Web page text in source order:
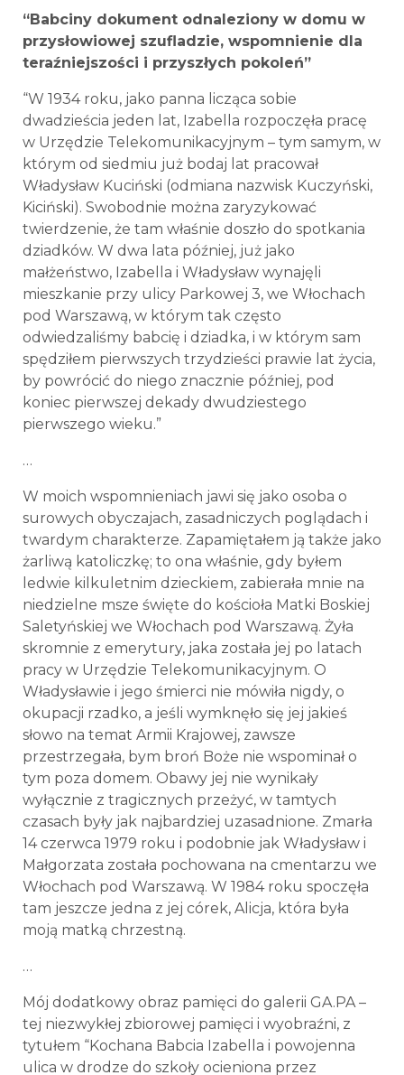
“Babciny dokument odnaleziony w domu w
przysłowiowej szufladzie, wspomnienie dla
teraźniejszości i przyszłych pokoleń”
“W 1934 roku, jako panna licząca sobie
dwadzieścia jeden lat, Izabella rozpoczęła pracę
w Urzędzie Telekomunikacyjnym – tym samym, w
którym od siedmiu już bodaj lat pracował
Władysław Kuciński (odmiana nazwisk Kuczyński,
Kiciński). Swobodnie można zaryzykować
twierdzenie, że tam właśnie doszło do spotkania
dziadków. W dwa lata później, już jako
małżeństwo, Izabella i Władysław wynajęli
mieszkanie przy ulicy Parkowej 3, we Włochach
pod Warszawą, w którym tak często
odwiedzaliśmy babcię i dziadka, i w którym sam
spędziłem pierwszych trzydzieści prawie lat życia,
by powrócić do niego znacznie później, pod
koniec pierwszej dekady dwudziestego
pierwszego wieku.”
…
W moich wspomnieniach jawi się jako osoba o
surowych obyczajach, zasadniczych poglądach i
twardym charakterze. Zapamiętałem ją także jako
żarliwą katoliczkę; to ona właśnie, gdy byłem
ledwie kilkuletnim dzieckiem, zabierała mnie na
niedzielne msze święte do kościoła Matki Boskiej
Saletyńskiej we Włochach pod Warszawą. Żyła
skromnie z emerytury, jaka została jej po latach
pracy w Urzędzie Telekomunikacyjnym. O
Władysławie i jego śmierci nie mówiła nigdy, o
okupacji rzadko, a jeśli wymknęło się jej jakieś
słowo na temat Armii Krajowej, zawsze
przestrzegała, bym broń Boże nie wspominał o
tym poza domem. Obawy jej nie wynikały
wyłącznie z tragicznych przeżyć, w tamtych
czasach były jak najbardziej uzasadnione. Zmarła
14 czerwca 1979 roku i podobnie jak Władysław i
Małgorzata została pochowana na cmentarzu we
Włochach pod Warszawą. W 1984 roku spoczęła
tam jeszcze jedna z jej córek, Alicja, która była
moją matką chrzestną.
…
Mój dodatkowy obraz pamięci do galerii GA.PA –
tej niezwykłej zbiorowej pamięci i wyobraźni, z
tytułem “Kochana Babcia Izabella i powojenna
ulica w drodze do szkoły ocieniona przez